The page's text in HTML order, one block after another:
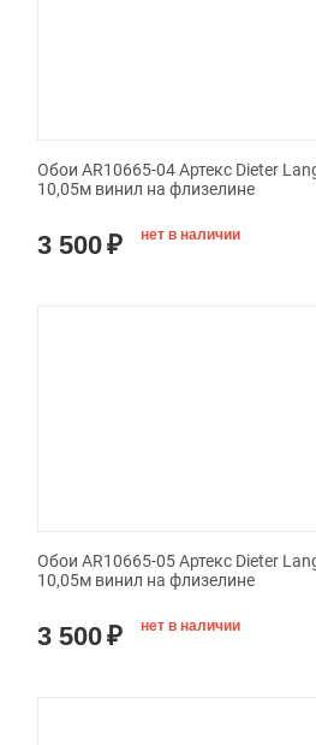
Обои AR10665-04 Артекс Dieter
10,05м винил на флизелине
3 500₽ нет в наличии
Обои AR10665-05 Артекс Dieter
10,05м винил на флизелине
3 500₽ нет в наличии